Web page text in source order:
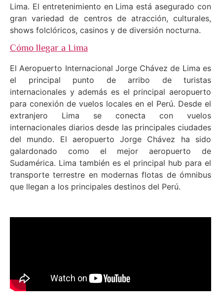
Lima. El entretenimiento en Lima está asegurado con
gran variedad de centros de atracción, culturales,
shows folclóricos, casinos y de diversión nocturna.
Cómo llegar a Lima
El Aeropuerto Internacional Jorge Chávez de Lima es
el principal punto de arribo de turistas
internacionales y además es el principal aeropuerto
para conexión de vuelos locales en el Perú. Desde el
extranjero Lima se conecta con vuelos
internacionales diarios desde las principales ciudades
del mundo. El aeropuerto Jorge Chávez ha sido
galardonado como el mejor aeropuerto de
Sudamérica. Lima también es el principal hub para el
transporte terrestre en modernas flotas de ómnibus
que llegan a los principales destinos del Perú.